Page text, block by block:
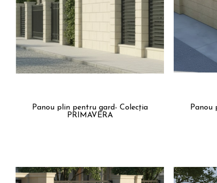
Panou plin pentru gard- Colecția
PRIMAVERA
Panou